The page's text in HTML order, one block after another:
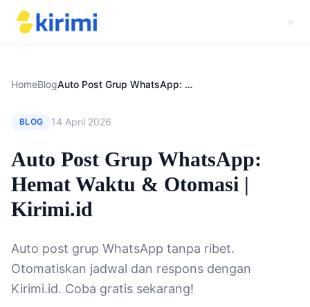
HomeBlog Auto Post Grup WhatsApp: Hemat Waktu & Otomasi | Kirimi.id
BLOG 14 April 2026
Auto Post Grup WhatsApp:
Hemat Waktu & Otomasi |
Kirimi.id
Auto post grup WhatsApp tanpa ribet.
Otomatiskan jadwal dan respons dengan
Kirimi.id. Coba gratis sekarang!